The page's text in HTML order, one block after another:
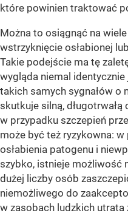
które powinien traktować
Można to osiągnąć na
wstrzyknięcie osłabionej
Takie podejście ma tę
wygląda niemal identycznie
takich samych sygnałów o
skutkuje silną,
w przypadku szczepień
może być też ryzykowna:
osłabienia patogenu i
szybko, istnieje możliwość
dużej liczby osób
niemożliwego do
w zasobach ludzkich